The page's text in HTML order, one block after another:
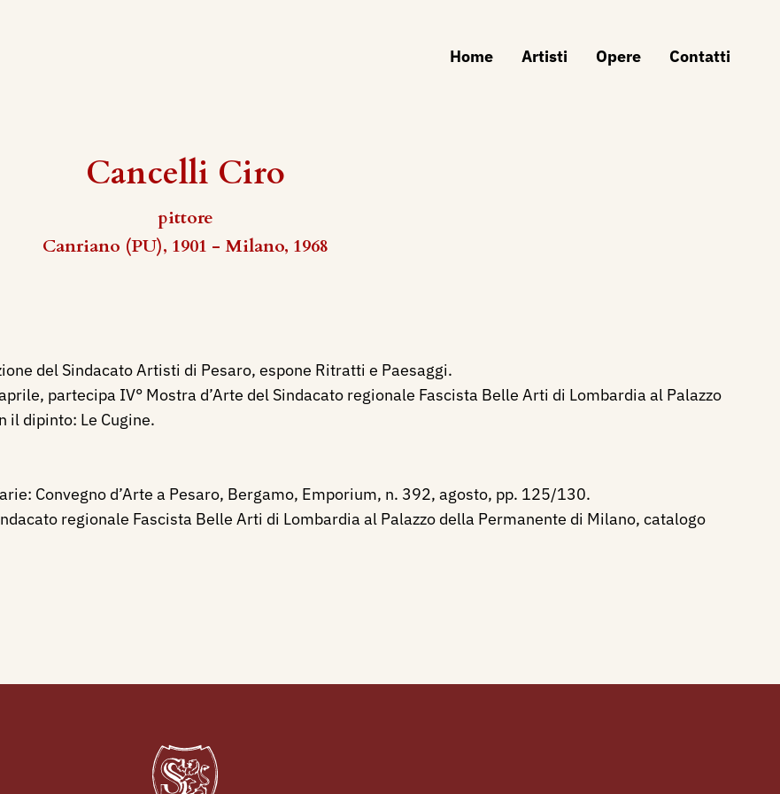
Home Artisti Opere Contatti
Cancelli Ciro
pittore
Canriano (PU), 1901 - Milano, 1968
del Sindacato Artisti di Pesaro, espone Ritratti e Paesaggi.
partecipa IV° Mostra d’Arte del Sindacato regionale Fascista Belle Arti di Lombardia al Palazzo
il dipinto: Le Cugine.
Convegno d’Arte a Pesaro, Bergamo, Emporium, n. 392, agosto, pp. 125/130.
regionale Fascista Belle Arti di Lombardia al Palazzo della Permanente di Milano, catalogo